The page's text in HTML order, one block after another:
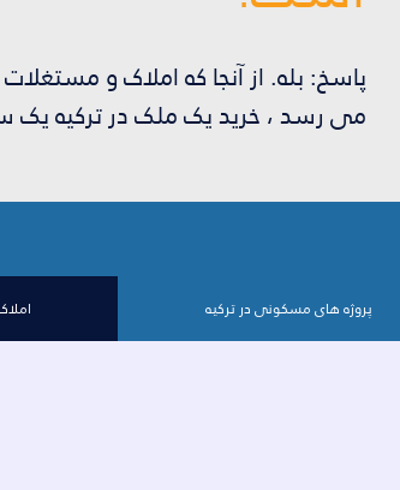
پاسخ: بله. از آنجا که املاک و
می رسد ، خرید یک ملک در ترکیه
پروژه های مسکونی در ترکیه